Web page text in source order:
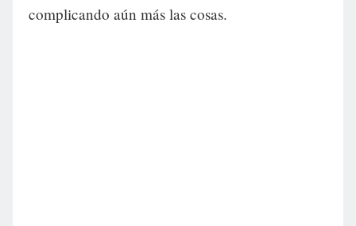
complicando aún más las cosas.